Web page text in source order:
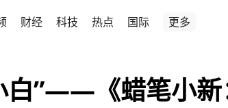
财经 科技 热点 国际 更多
白”——《蜡笔小新